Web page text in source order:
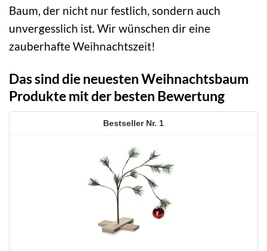
Baum, der nicht nur festlich, sondern auch
unvergesslich ist. Wir wünschen dir eine
zauberhafte Weihnachtszeit!
Das sind die neuesten Weihnachtsbaum
Produkte mit der besten Bewertung
1